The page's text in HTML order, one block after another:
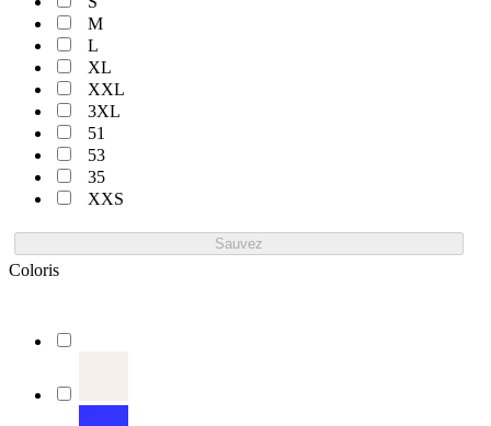
M
L
XL
XXL
3XL
51
53
35
XXS
Sauvez
Coloris